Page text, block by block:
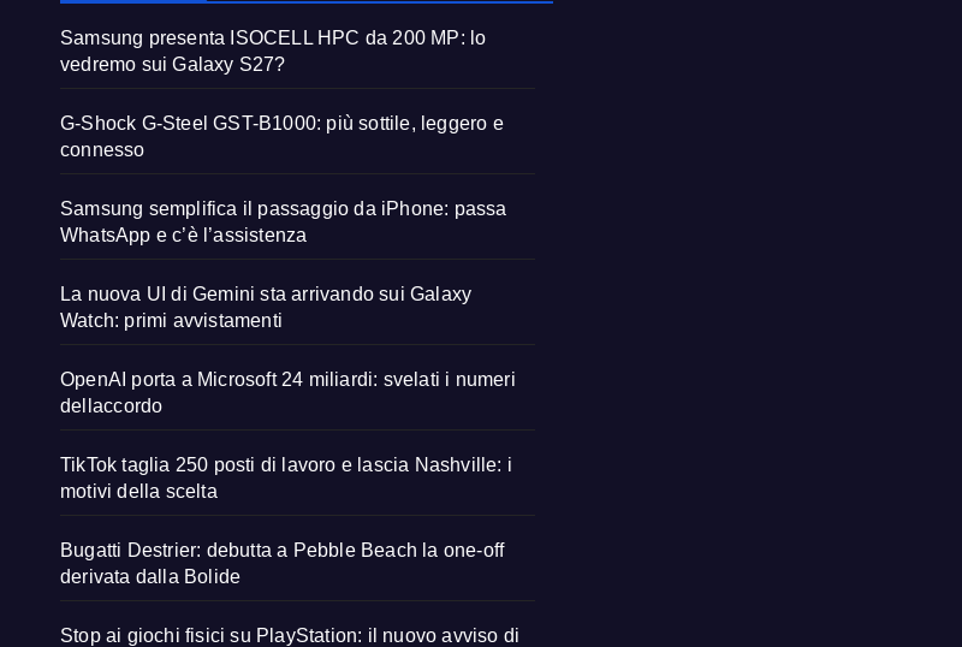
Samsung presenta ISOCELL HPC da 200 MP: lo
vedremo sui Galaxy S27?
G-Shock G-Steel GST-B1000: più sottile, leggero e
connesso
Samsung semplifica il passaggio da iPhone: passa
WhatsApp e c’è l’assistenza
La nuova UI di Gemini sta arrivando sui Galaxy
Watch: primi avvistamenti
OpenAI porta a Microsoft 24 miliardi: svelati i numeri
dellaccordo
TikTok taglia 250 posti di lavoro e lascia Nashville: i
motivi della scelta
Bugatti Destrier: debutta a Pebble Beach la one-off
derivata dalla Bolide
Stop ai giochi fisici su PlayStation: il nuovo avviso di